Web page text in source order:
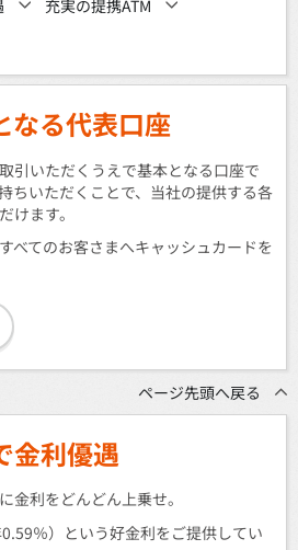
充実の提携ATM
なる代表口座
引いただくうえで基本となる口座で
ちいただくことで、当社の提供する各
けます。
べてのお客さまへキャッシュカードを
ページ先頭へ戻る
金利優遇
金利をどんどん上乗せ。
％）という好金利をご提供してい